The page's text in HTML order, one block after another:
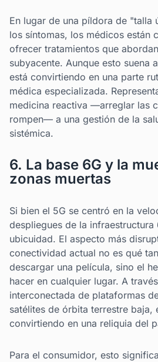
En lugar de una píldora de "talla
los síntomas, los médicos están
ofrecer tratamientos que
subyacente. Aunque esto suena
está convirtiendo en una parte
médica especializada.
medicina reactiva —arreglar las
rompen— a una gestión de la
sistémica.
6. La base 6G y la
zonas muertas
Si bien el 5G se centró en la
despliegues de la infraestructura
ubicuidad. El aspecto más
conectividad actual no es qué
descargar una película, sino el
hacer en cualquier lugar. A
interconectada de plataformas
satélites de órbita terrestre baja,
convirtiendo en una reliquia del
Para el consumidor, esto